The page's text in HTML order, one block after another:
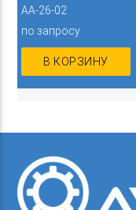
AA-26-02
по запросу
В КОРЗИНУ